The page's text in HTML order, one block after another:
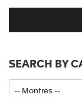
SEARCH BY